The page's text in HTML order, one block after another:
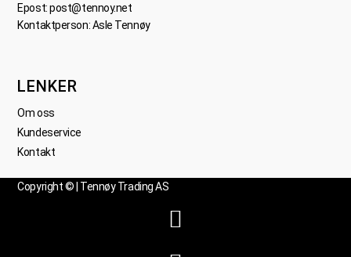
Epost:post@tennoy.net
Kontaktperson: Asle Tennøy
LENKER
Om oss
Kundeservice
Kontakt
Copyright © | Tennøy Trading AS